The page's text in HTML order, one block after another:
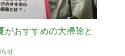
がおすすめの大掃除と
せ